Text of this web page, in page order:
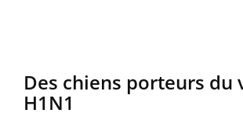
Des chiens porteurs du
H1N1